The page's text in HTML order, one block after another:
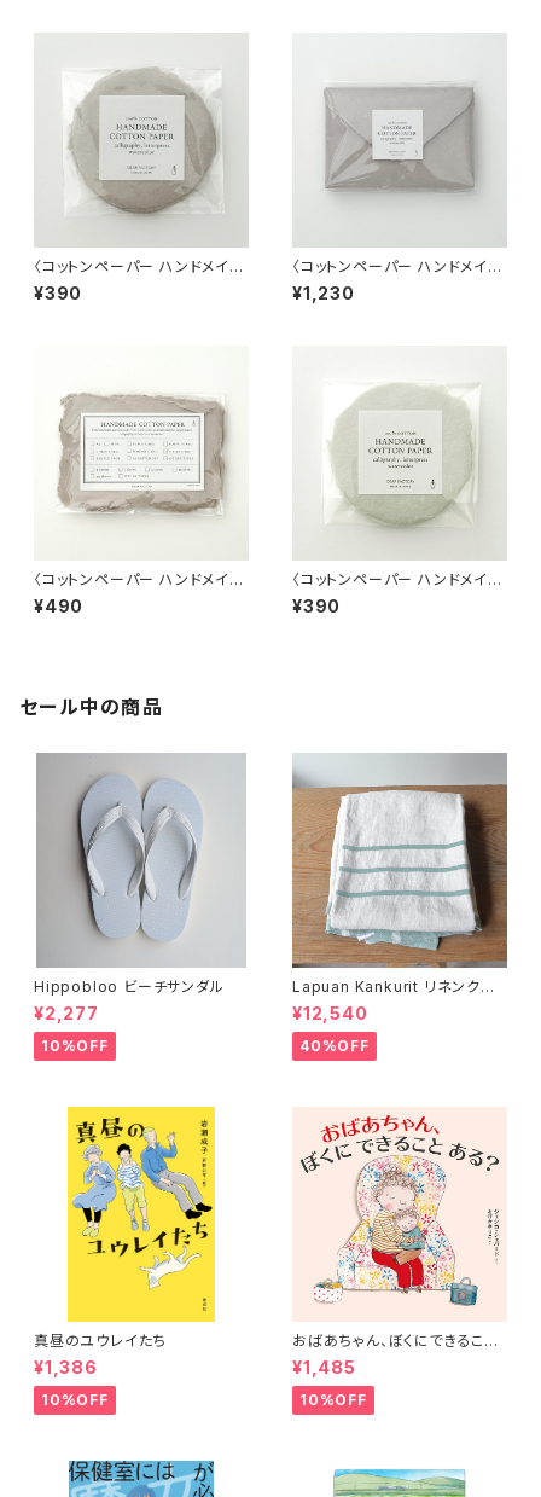
〈コットンペーパー ハンドメイド
日本製〉ラウンドカード グレー
ジュ
¥390
〈コットンペーパー ハンドメイド
日本製〉 Sサイズ封筒 グレー
ジュ
¥1,230
〈コットンペーパー ハンドメイド
日本製〉 Sサイズカード グレ
ージュ
¥490
〈コットンペーパー ハンドメイド
日本製〉ラウンドカード セージ
グリーン
¥390
セール中の商品
Hippobloo ビーチサンダル
¥2,277
10%OFF
Lapuan Kankurit リネンクロ
ス
¥12,540
40%OFF
真昼のユウレイたち
¥1,386
10%OFF
おばあちゃん、ぼくにできること
ある？
¥1,485
10%OFF